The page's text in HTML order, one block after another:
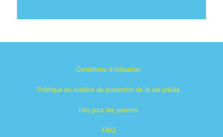
Conditions d'utilisation
Politique en matière de protection de la vie privée
Info pour les parents
FAQ